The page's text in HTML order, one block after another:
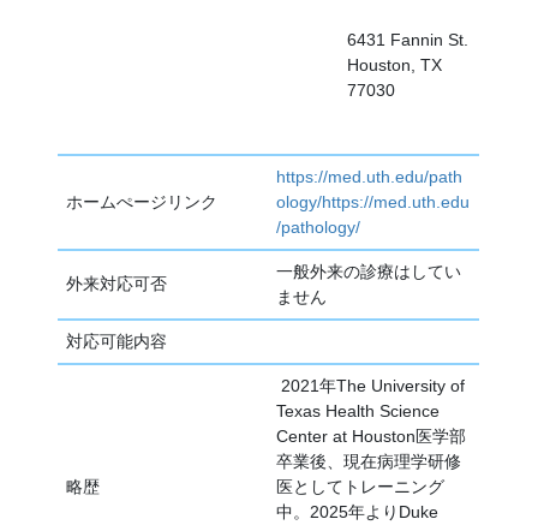
6431 Fannin St.
Houston, TX
77030
ホームぺージリンク
https://med.uth.edu/path
ology/https://med.uth.edu
/pathology/
外来対応可否
一般外来の診療はしてい
ません
対応可能内容
略歴
2021年The University of
Texas Health Science
Center at Houston医学部
卒業後、現在病理学研修
医としてトレーニング
中。2025年よりDuke